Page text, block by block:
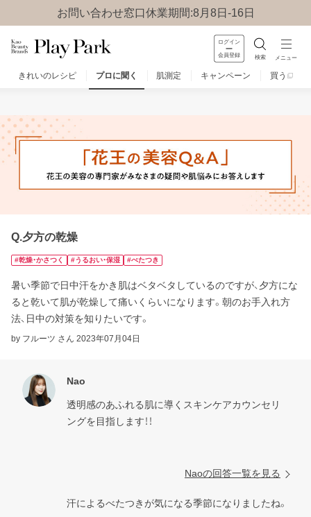
お問い合わせ窓口休業期間:8月8日-16日
ログイン
会員登録 検索 メニュー
きれいのレシピ プロに聞く 肌測定 キャンペーン 買う
Q.夕方の乾燥
#乾燥・かさつく #うるおい・保湿 #べたつき
暑い季節で日中汗をかき肌はベタベタしているのですが、夕方にな
ると乾いて肌が乾燥して痛いくらいになります。朝のお手入れ方
法、日中の対策を知りたいです。
by フルーツ さん 2023年07月04日
Nao
透明感のあふれる肌に導くスキンケアカウンセリ
ングを目指します！！
Naoの回答一覧を見る
汗によるべたつきが気になる季節になりましたね。